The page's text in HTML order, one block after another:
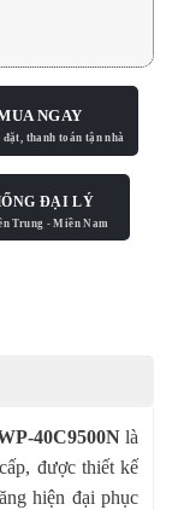
NGAY
ĐẠI LÝ
40C9500N là
được thiết kế
hiện đại phục